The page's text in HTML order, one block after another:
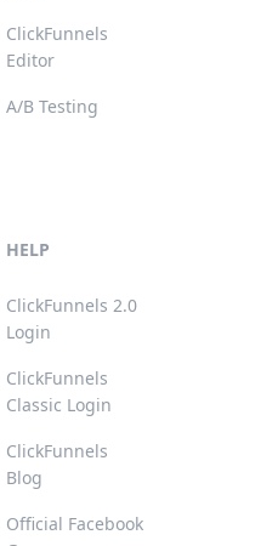
ClickFunnels
Editor
A/B Testing
HELP
ClickFunnels 2.0
Login
ClickFunnels
Classic Login
ClickFunnels
Blog
Official Facebook